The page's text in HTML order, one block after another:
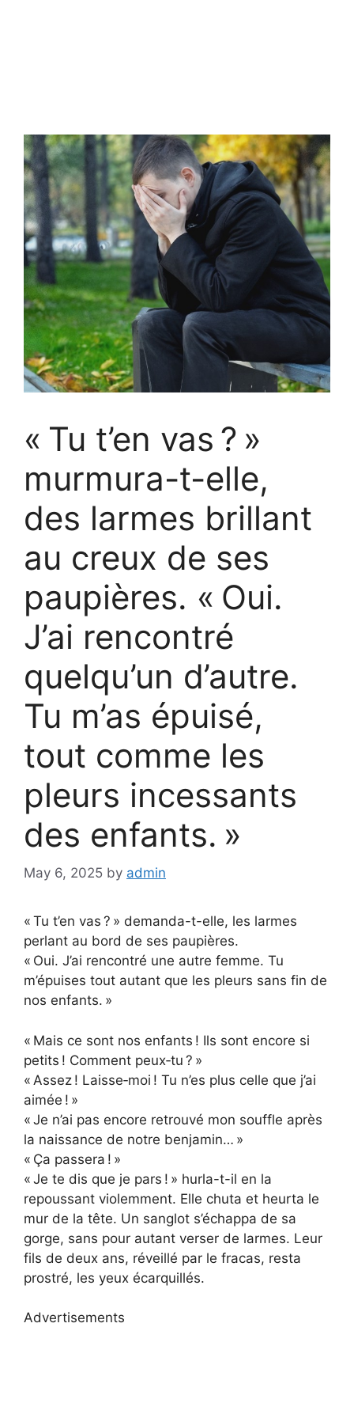
« Tu t’en vas ? »
murmura-t-elle,
des larmes brillant
au creux de ses
paupières. « Oui.
J’ai rencontré
quelqu’un d’autre.
Tu m’as épuisé,
tout comme les
pleurs incessants
des enfants. »
May 6, 2025 by admin
« Tu t’en vas ? » demanda-t-elle, les larmes
perlant au bord de ses paupières.
« Oui. J’ai rencontré une autre femme. Tu
m’épuises tout autant que les pleurs sans fin de
nos enfants. »
« Mais ce sont nos enfants ! Ils sont encore si
petits ! Comment peux‑tu ? »
« Assez ! Laisse‑moi ! Tu n’es plus celle que j’ai
aimée ! »
« Je n’ai pas encore retrouvé mon souffle après
la naissance de notre benjamin… »
« Ça passera ! »
« Je te dis que je pars ! » hurla-t-il en la
repoussant violemment. Elle chuta et heurta le
mur de la tête. Un sanglot s’échappa de sa
gorge, sans pour autant verser de larmes. Leur
fils de deux ans, réveillé par le fracas, resta
prostré, les yeux écarquillés.
Advertisements